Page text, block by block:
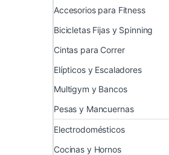
Accesorios para Fitness
Bicicletas Fijas y Spinning
Cintas para Correr
Elípticos y Escaladores
Multigym y Bancos
Pesas y Mancuernas
Electrodomésticos
Cocinas y Hornos